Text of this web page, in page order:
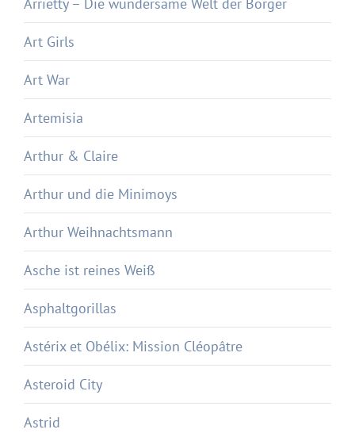
Arrietty – Die wundersame Welt der Borger
Art Girls
Art War
Artemisia
Arthur & Claire
Arthur und die Minimoys
Arthur Weihnachtsmann
Asche ist reines Weiß
Asphaltgorillas
Astérix et Obélix: Mission Cléopâtre
Asteroid City
Astrid